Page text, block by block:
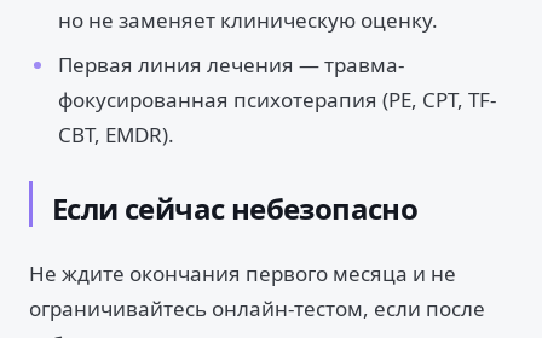
но не заменяет клиническую оценку.
Первая линия лечения — травма-
фокусированная психотерапия (PE, CPT, TF-
CBT, EMDR).
Если сейчас небезопасно
Не ждите окончания первого месяца и не
ограничивайтесь онлайн-тестом, если после